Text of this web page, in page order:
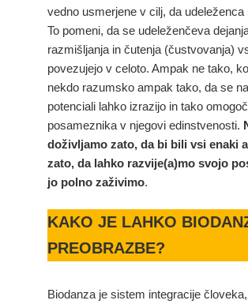
vedno usmerjene v cilj, da udeleženca
To pomeni, da se udeleženčeva
razmišljanja in čutenja (čustvovanja)
povezujejo v celoto. Ampak ne tako,
nekdo razumsko ampak tako, da se
potenciali lahko izrazijo in tako
posameznika v njegovi edinstvenosti.
doživljamo zato, da bi bili vsi enaki
zato, da lahko razvije(a)mo svojo
jo polno zaživimo.
KAKO JE LAHKO
PREOBRAZBE?
Biodanza je sistem integracije